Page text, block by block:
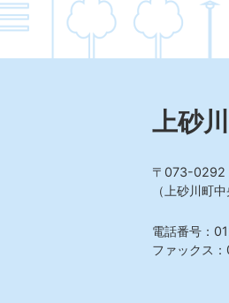
上砂
〒073-0292
（上砂川町
電話番号：
ファックス